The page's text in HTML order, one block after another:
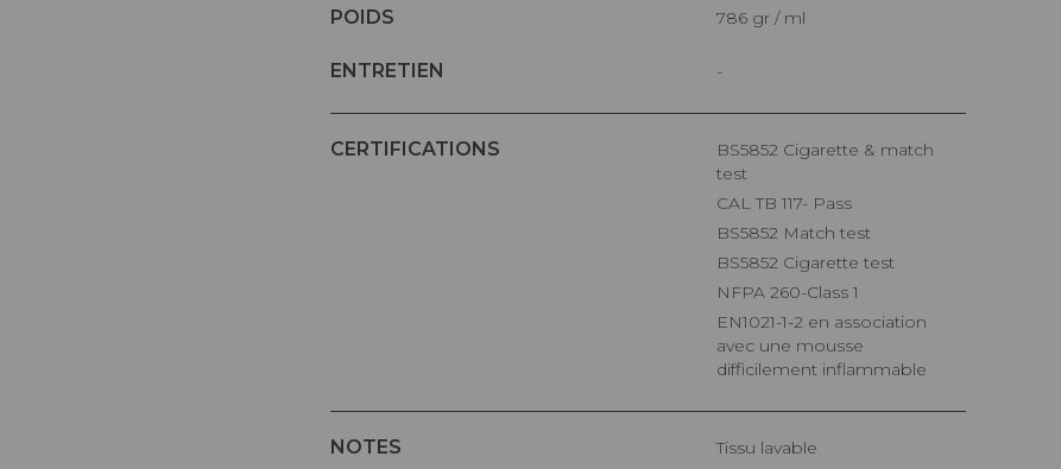
POIDS 786 gr / ml
ENTRETIEN -
CERTIFICATIONS
BS5852 Cigarette & match
test
CAL TB 117- Pass
BS5852 Match test
BS5852 Cigarette test
NFPA 260-Class 1
EN1021-1-2 en association
avec une mousse
difficilement inflammable
NOTES Tissu lavable